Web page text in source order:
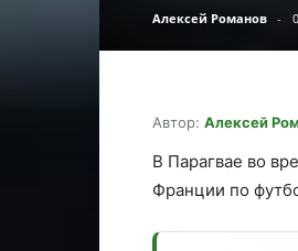
Алексей Романов -
Автор: Алексей
В Парагвае во
Франции по